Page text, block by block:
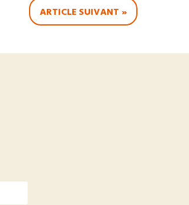
ARTICLE SUIVANT »